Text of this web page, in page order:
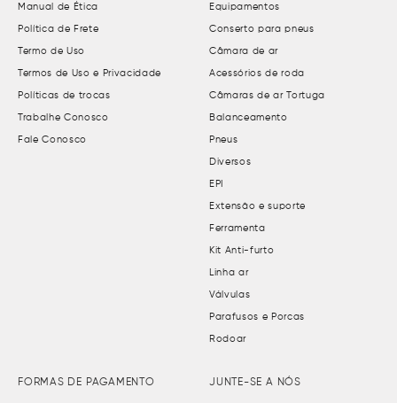
Manual de Ética
Política de Frete
Termo de Uso
Termos de Uso e Privacidade
Políticas de trocas
Trabalhe Conosco
Fale Conosco
Equipamentos
Conserto para pneus
Câmara de ar
Acessórios de roda
Câmaras de ar Tortuga
Balanceamento
Pneus
Diversos
EPI
Extensão e suporte
Ferramenta
Kit Anti-furto
Linha ar
Válvulas
Parafusos e Porcas
Rodoar
FORMAS DE PAGAMENTO JUNTE-SE A NÓS